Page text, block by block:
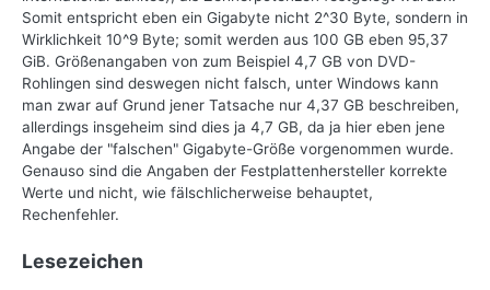
Somit entspricht eben ein Gigabyte nicht 2^30 Byte, sondern in
Wirklichkeit 10^9 Byte; somit werden aus 100 GB eben 95,37
GiB. Größenangaben von zum Beispiel 4,7 GB von DVD-
Rohlingen sind deswegen nicht falsch, unter Windows kann
man zwar auf Grund jener Tatsache nur 4,37 GB beschreiben,
allerdings insgeheim sind dies ja 4,7 GB, da ja hier eben jene
Angabe der "falschen" Gigabyte-Größe vorgenommen wurde.
Genauso sind die Angaben der Festplattenhersteller korrekte
Werte und nicht, wie fälschlicherweise behauptet,
Rechenfehler.
Lesezeichen